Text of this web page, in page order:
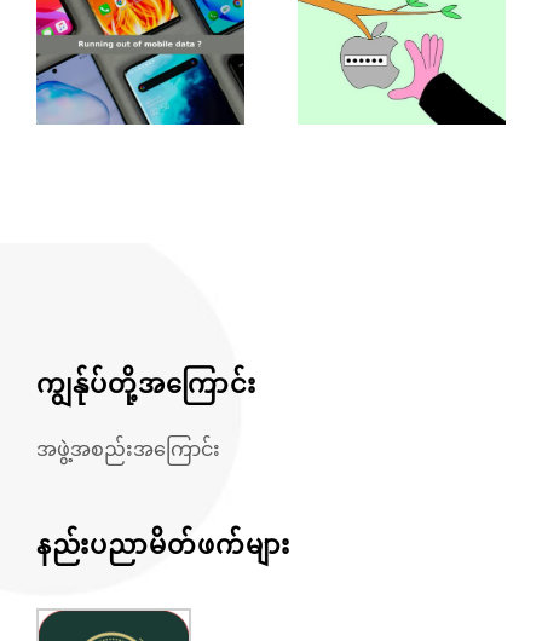
ကျွန်ုပ်တို့အကြောင်း
အဖွဲ့အစည်းအကြောင်း
နည်းပညာမိတ်ဖက်များ